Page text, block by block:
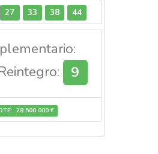
27 33 38 44
9
28.500.000 €